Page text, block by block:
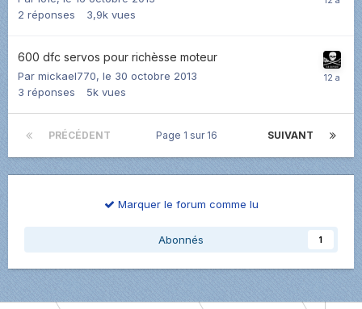
2 réponses 3,9k vues
600 dfc servos pour richèsse moteur
Par mickael770, le 30 octobre 2013
3 réponses 5k vues
PRÉCÉDENT SUIVANT
Page 1 sur 16
Marquer le forum comme lu
Abonnés 1